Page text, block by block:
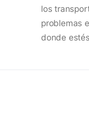
los
problemas
donde